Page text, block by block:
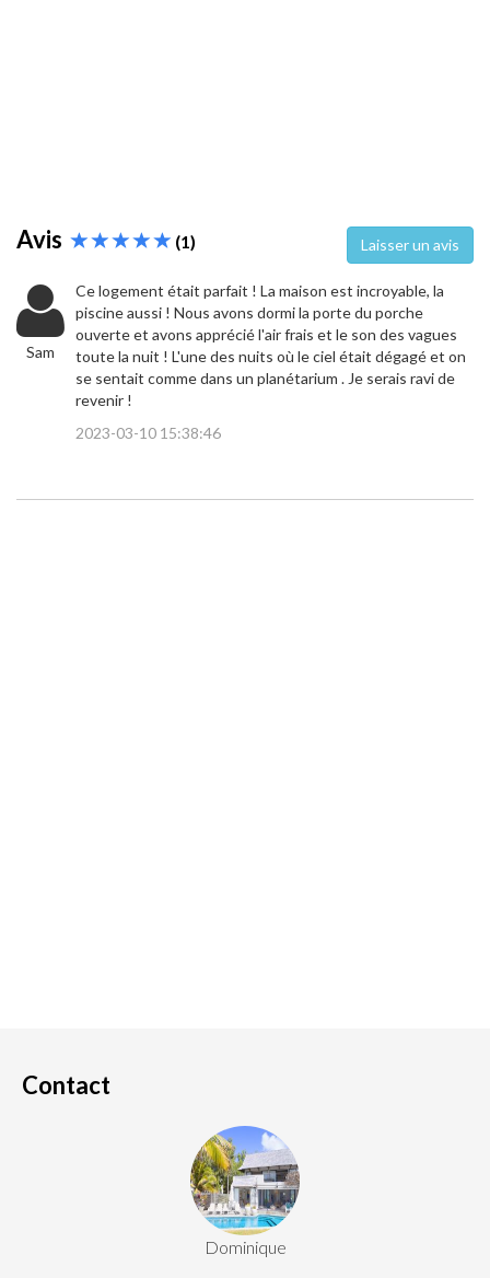
Avis (1) Laisser un avis
Sam
Ce logement était parfait ! La maison est incroyable, la
piscine aussi ! Nous avons dormi la porte du porche
ouverte et avons apprécié l'air frais et le son des vagues
toute la nuit ! L'une des nuits où le ciel était dégagé et on
se sentait comme dans un planétarium . Je serais ravi de
revenir !
2023-03-10 15:38:46
Contact
Dominique